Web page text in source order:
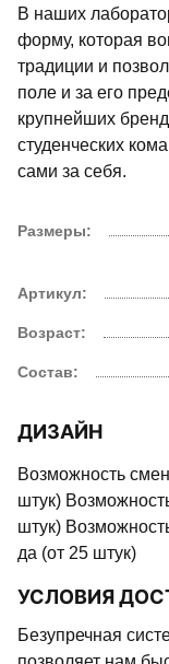
В наших
форму, которая
традиции и
поле и за его
крупнейших
студенческих
сами за себя.
Размеры:
Артикул:
Возраст:
Состав:
ДИЗАЙН
Возможность
штук)
штук)
да (от 25 штук)
УСЛОВИЯ
Безупречная